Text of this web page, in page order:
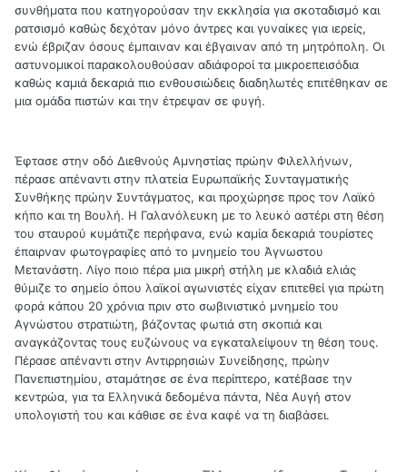
συνθήματα που κατηγορούσαν την εκκλησία για σκοταδισμό και
ρατσισμό καθώς δεχόταν μόνο άντρες και γυναίκες για ιερείς,
ενώ έβριζαν όσους έμπαιναν και έβγαιναν από τη μητρόπολη. Οι
αστυνομικοί παρακολουθούσαν αδιάφοροί τα μικροεπεισόδια
καθώς καμιά δεκαριά πιο ενθουσιώδεις διαδηλωτές επιτέθηκαν σε
μια ομάδα πιστών και την έτρεψαν σε φυγή.
Έφτασε στην οδό Διεθνούς Αμνηστίας πρώην Φιλελλήνων,
πέρασε απέναντι στην πλατεία Ευρωπαϊκής Συνταγματικής
Συνθήκης πρώην Συντάγματος, και προχώρησε προς τον Λαϊκό
κήπο και τη Βουλή. Η Γαλανόλευκη με το λευκό αστέρι στη θέση
του σταυρού κυμάτιζε περήφανα, ενώ καμία δεκαριά τουρίστες
έπαιρναν φωτογραφίες από το μνημείο του Άγνωστου
Μετανάστη. Λίγο ποιο πέρα μια μικρή στήλη με κλαδιά ελιάς
θύμιζε το σημείο όπου λαϊκοί αγωνιστές είχαν επιτεθεί για πρώτη
φορά κάπου 20 χρόνια πριν στο σωβινιστικό μνημείο του
Αγνώστου στρατιώτη, βάζοντας φωτιά στη σκοπιά και
αναγκάζοντας τους ευζώνους να εγκαταλείψουν τη θέση τους.
Πέρασε απέναντι στην Αντιρρησιών Συνείδησης, πρώην
Πανεπιστημίου, σταμάτησε σε ένα περίπτερο, κατέβασε την
κεντρώα, για τα Ελληνικά δεδομένα πάντα, Νέα Αυγή στον
υπολογιστή του και κάθισε σε ένα καφέ να τη διαβάσει.